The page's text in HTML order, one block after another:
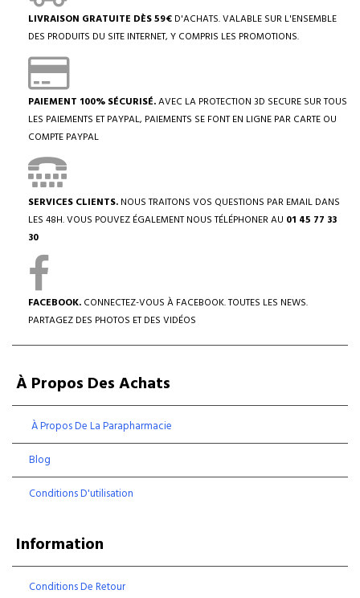
LIVRAISON GRATUITE DÈS 59€ D'ACHATS. VALABLE SUR L'ENSEMBLE
DES PRODUITS DU SITE INTERNET, Y COMPRIS LES PROMOTIONS.
PAIEMENT 100% SÉCURISÉ.AVEC LA PROTECTION 3D SECURE SUR TOUS
LES PAIEMENTS ET PAYPAL, PAIEMENTS SE FONT EN LIGNE PAR CARTE OU
COMPTE PAYPAL
SERVICES CLIENTS. NOUS TRAITONS VOS QUESTIONS PAR EMAIL DANS
LES 48H. VOUS POUVEZ ÉGALEMENT NOUS TÉLÉPHONER AU 01 45 77 33
30
FACEBOOK. CONNECTEZ-VOUS À FACEBOOK. TOUTES LES NEWS.
PARTAGEZ DES PHOTOS ET DES VIDÉOS
À Propos Des Achats
À Propos De La Parapharmacie
Blog
Conditions D'utilisation
Information
Conditions De Retour